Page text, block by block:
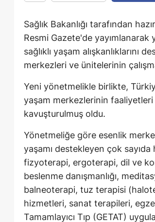
Sağlık Bakanlığı tarafından
Resmi Gazete'de
sağlıklı yaşam
merkezleri ve ünitelerinin
Yeni yönetmelikle birlikte,
yaşam merkezlerinin
kavuşturulmuş oldu.
Yönetmeliğe göre esenlik
yaşamı destekleyen çok
fizyoterapi, ergoterapi, dil ve
beslenme danışmanlığı,
balneoterapi, tuz terapisi
hizmetleri, sanat terapileri,
Tamamlayıcı Tıp (GETAT)